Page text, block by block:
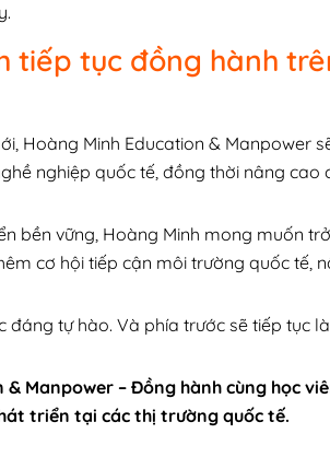
tiếp tục đồng hành
Hoàng Minh Education & Manpower
nghiệp quốc tế, đồng thời nâng
bền vững, Hoàng Minh mong muốn
cơ hội tiếp cận môi trường quốc tế,
đáng tự hào. Và phía trước sẽ tiếp tục
& Manpower – Đồng hành cùng học
triển tại các thị trường quốc tế.